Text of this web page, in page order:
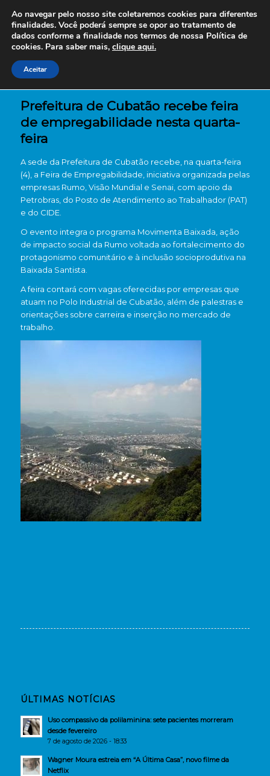
Prefeitura de Cubatão recebe feira
de empregabilidade nesta quarta-
feira
A sede da Prefeitura de Cubatão recebe, na quarta-feira
(4), a Feira de Empregabilidade, iniciativa organizada pelas
empresas Rumo Visão Mundial e Senai, com apoio da
Petrobras, do Posto de Atendimento ao Trabalhador(PAT)
e do CIDE.
O evento integra o programa Movimenta Baixada, ação
de impacto social da Rumo voltada ao fortalecimento do
protagonismo comunitário e à inclusão socioprodutiva na
Baixada Santista.
A feira contará com vagas oferecidas por empresas que
atuam no Polo Industrial de Cubatão, além de palestras e
orientações sobre carreira e inserção no mercado de
trabalho.
ÚLTIMAS NOTÍCIAS
Uso compassivo da polilaminina: sete pacientes morreram
desde fevereiro
7 de agosto de 2026 - 18:33
Wagner Moura estreia em “A Última Casa”, novo filme da
Netflix
Ao navegar pelo nosso site coletaremos cookies para diferentes
finalidades. Você poderá sempre se opor ao tratamento de
dados conforme a finalidade nos termos de nossa Política de
cookies. Para saber mais, clique aqui.
Aceitar